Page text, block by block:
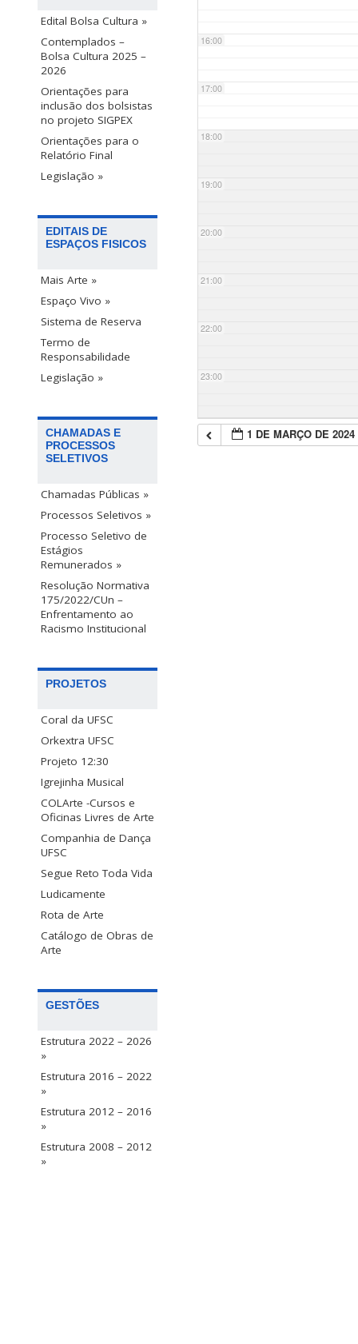
Edital Bolsa Cultura »
Contemplados –
Bolsa Cultura 2025 –
2026
Orientações para
inclusão dos bolsistas
no projeto SIGPEX
Orientações para o
Relatório Final
Legislação »
EDITAIS DE
ESPAÇOS FISICOS
Mais Arte »
Espaço Vivo »
Sistema de Reserva
Termo de
Responsabilidade
Legislação »
CHAMADAS E
PROCESSOS
SELETIVOS
Chamadas Públicas »
Processos Seletivos »
Processo Seletivo de
Estágios
Remunerados »
Resolução Normativa
175/2022/CUn –
Enfrentamento ao
Racismo Institucional
PROJETOS
Coral da UFSC
Orkextra UFSC
Projeto 12:30
Igrejinha Musical
COLArte -Cursos e
Oficinas Livres de Arte
Companhia de Dança
UFSC
Segue Reto Toda Vida
Ludicamente
Rota de Arte
Catálogo de Obras de
Arte
GESTÕES
Estrutura 2022 – 2026
»
Estrutura 2016 – 2022
»
Estrutura 2012 – 2016
»
Estrutura 2008 – 2012
»
16:00
17:00
18:00
19:00
20:00
21:00
22:00
23:00
1 DE MARÇO DE 2024